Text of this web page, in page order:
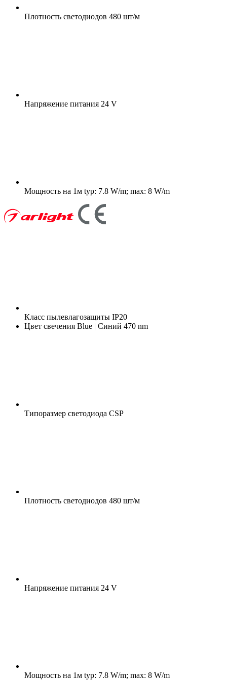
Плотность светодиодов 480 шт/м
Напряжение питания 24 V
Мощность на 1м typ: 7.8 W/m; max: 8 W/m
Класс пылевлагозащиты IP20
Цвет свечения Blue | Синий 470 nm
Типоразмер светодиода CSP
Плотность светодиодов 480 шт/м
Напряжение питания 24 V
Мощность на 1м typ: 7.8 W/m; max: 8 W/m